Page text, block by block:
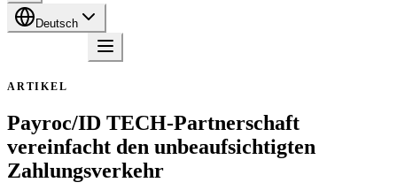
Deutsch
ARTIKEL
Payroc/ID TECH-Partnerschaft
vereinfacht den unbeaufsichtigten
Zahlungsverkehr